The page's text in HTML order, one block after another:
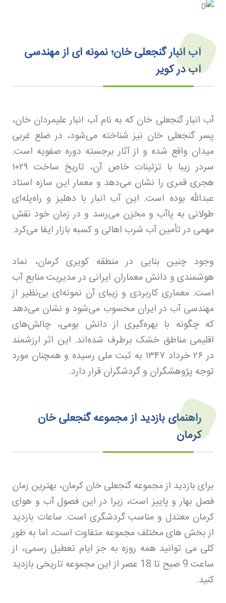
آب انبار گنجعلی خان؛ نمونه ای از مهندسی
آب در کویر
آب انبار گنجعلی خان که به نام آب انبار علیمردان خان،
پسر گنجعلی خان نیز شناخته می‌شود، در ضلع غربی
میدان واقع شده و از آثار برجسته دوره صفویه است.
سردر زیبا با تزئینات خاص آن، تاریخ ساخت ۱۰۲۹
هجری قمری را نشان می‌دهد و معمار این سازه استاد
عبدالله بوده است. این آب انبار با دهلیز و راه‌پله‌ای
طولانی به پاآب و مخزن می‌رسد و در زمان خود نقش
مهمی در تأمین آب شرب اهالی و کسبه بازار ایفا می‌کرد.
وجود چنین بنایی در منطقه کویری کرمان، نماد
هوشمندی و دانش معماران ایرانی در مدیریت منابع آب
است. معماری کاربردی و زیبای آن نمونه‌ای بی‌نظیر از
مهندسی آب در ایران محسوب می‌شود و نشان می‌دهد
که چگونه با بهره‌گیری از دانش بومی، چالش‌های
اقلیمی مناطق خشک برطرف شده‌اند. این اثر ارزشمند
در ۲۶خرداد ۱۳۴۷ به ثبت ملی رسیده و همچنان مورد
توجه پژوهشگران و گردشگران قرار دارد.
راهنمای بازدید از مجموعه گنجعلی خان
کرمان
برای بازدید از مجموعه گنجعلی خان کرمان، بهترین زمان
فصل بهار و پاییز است، زیرا در این فصول آب و هوای
کرمان معتدل و مناسب گردشگری است. ساعات بازدید
از بخش های مختلف مجموعه متفاوت است، اما به طور
کلی می توانید همه روزه به جز ایام تعطیل رسمی، از
ساعت 9 صبح تا 18 عصر از این مجموعه تاریخی بازدید
کنید.